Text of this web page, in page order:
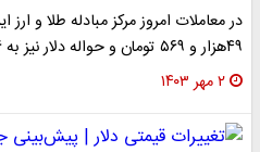
در معاملات امروز مرکز مبادله طلا و ارز
۴۹هزار و ۵۶۹ تومان و حواله دلار نیز به ۴۶هزار و…
۲ مهر ۱۴۰۳